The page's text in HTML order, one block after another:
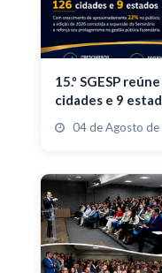
15.º SGESP
cidades e 9
04 de Agosto